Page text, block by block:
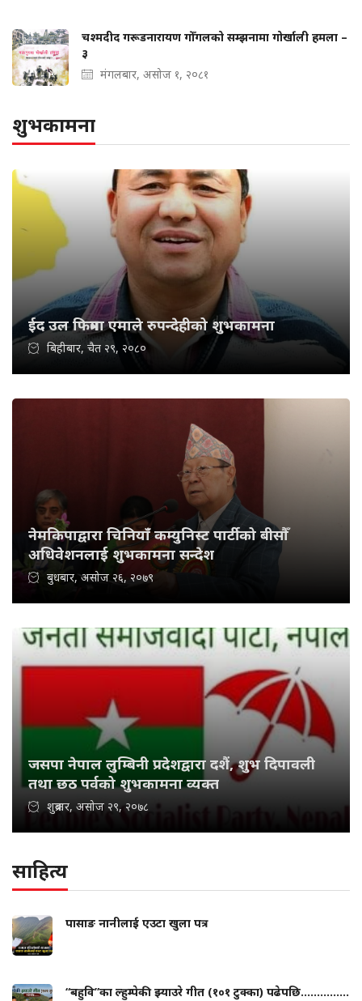
चश्मदीद गरूडनारायण गोँगलको सम्झनामा गोर्खाली हमला –
३
मंगलबार, असोज १, २०८१
शुभकामना
ईद उल फित्रमा एमाले रुपन्देहीको शुभकामना
बिहीबार, चैत २९, २०८०
नेमकिपाद्वारा चिनियाँ कम्युनिस्ट पार्टीको बीसौँ
अधिवेशनलाई शुभकामना सन्देश
बुधबार, असोज २६, २०७९
जसपा नेपाल लुम्बिनी प्रदेशद्वारा दशैं, शुभ दिपावली
तथा छठ पर्वको शुभकामना व्यक्त
शुक्रबार, असोज २९, २०७८
साहित्य
पासाङ नानीलाई एउटा खुला पत्र
“बहुवि”का ल्हुम्पेकी झ्याउरे गीत (१०१ टुक्का) पढेपछि...............